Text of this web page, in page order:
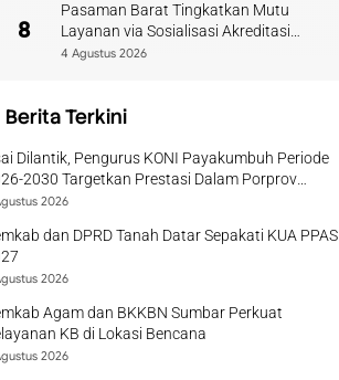
8
Pasaman Barat Tingkatkan Mutu
Layanan via Sosialisasi Akreditasi
Perpustakaan 2026
4 Agustus 2026
Berita Terkini
Dilantik, Pengurus KONI Payakumbuh Periode
2030 Targetkan Prestasi Dalam Porprov
2026
dan DPRD Tanah Datar Sepakati KUA PPAS
2026
Agam dan BKKBN Sumbar Perkuat
KB di Lokasi Bencana
2026